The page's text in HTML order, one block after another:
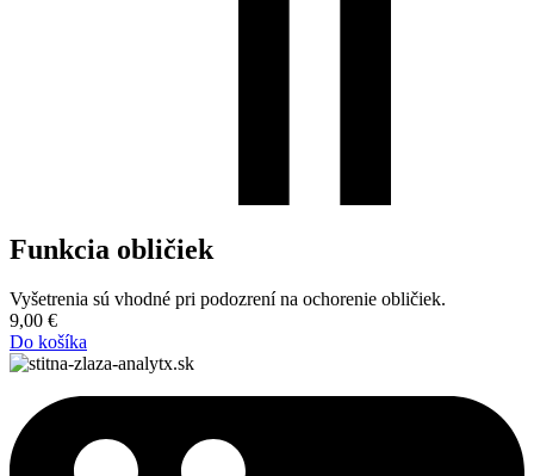
Funkcia obličiek
Vyšetrenia sú vhodné pri podozrení na ochorenie obličiek.
9,00 €
Do košíka